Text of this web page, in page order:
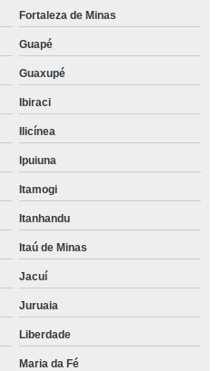
Fortaleza de Minas
Guapé
Guaxupé
Ibiraci
Ilicínea
Ipuiuna
Itamogi
Itanhandu
Itaú de Minas
Jacuí
Juruaia
Liberdade
Maria da Fé